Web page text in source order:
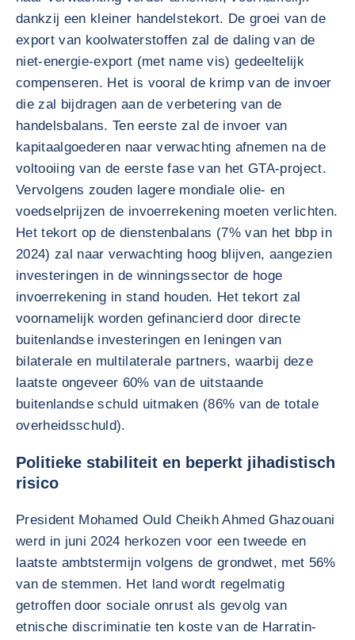
dankzij een kleiner handelstekort. De groei van de
export van koolwaterstoffen zal de daling van de
niet-energie-export (met name vis) gedeeltelijk
compenseren. Het is vooral de krimp van de invoer
die zal bijdragen aan de verbetering van de
handelsbalans. Ten eerste zal de invoer van
kapitaalgoederen naar verwachting afnemen na de
voltooiing van de eerste fase van het GTA-project.
Vervolgens zouden lagere mondiale olie- en
voedselprijzen de invoerrekening moeten verlichten.
Het tekort op de dienstenbalans (7% van het bbp in
2024) zal naar verwachting hoog blijven, aangezien
investeringen in de winningssector de hoge
invoerrekening in stand houden. Het tekort zal
voornamelijk worden gefinancierd door directe
buitenlandse investeringen en leningen van
bilaterale en multilaterale partners, waarbij deze
laatste ongeveer 60% van de uitstaande
buitenlandse schuld uitmaken (86% van de totale
overheidsschuld).
Politieke stabiliteit en beperkt jihadistisch
risico
President Mohamed Ould Cheikh Ahmed Ghazouani
werd in juni 2024 herkozen voor een tweede en
laatste ambtstermijn volgens de grondwet, met 56%
van de stemmen. Het land wordt regelmatig
getroffen door sociale onrust als gevolg van
etnische discriminatie ten koste van de Harratin-